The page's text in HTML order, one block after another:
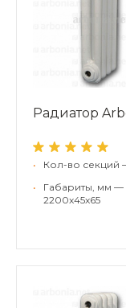
Радиатор
•
Кол-во секций
•
Габариты, мм —
2200x45x65